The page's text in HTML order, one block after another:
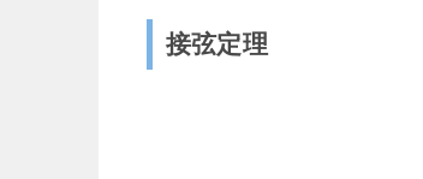
接弦定理